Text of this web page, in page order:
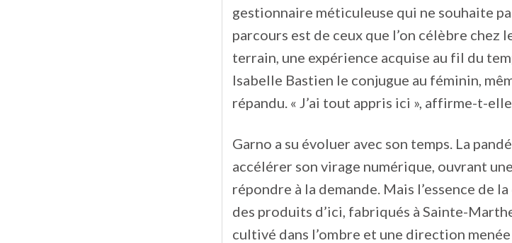
gestionnaire méticuleuse qui ne souhaite
parcours est de ceux que l’on célèbre chez
terrain, une expérience acquise au fil du
Isabelle Bastien le conjugue au féminin,
répandu. « J’ai tout appris ici », affirme-t-
Garno a su évoluer avec son temps. La
accélérer son virage numérique, ouvrant
répondre à la demande. Mais l’essence de
des produits d’ici, fabriqués à Sainte-
cultivé dans l’ombre et une direction